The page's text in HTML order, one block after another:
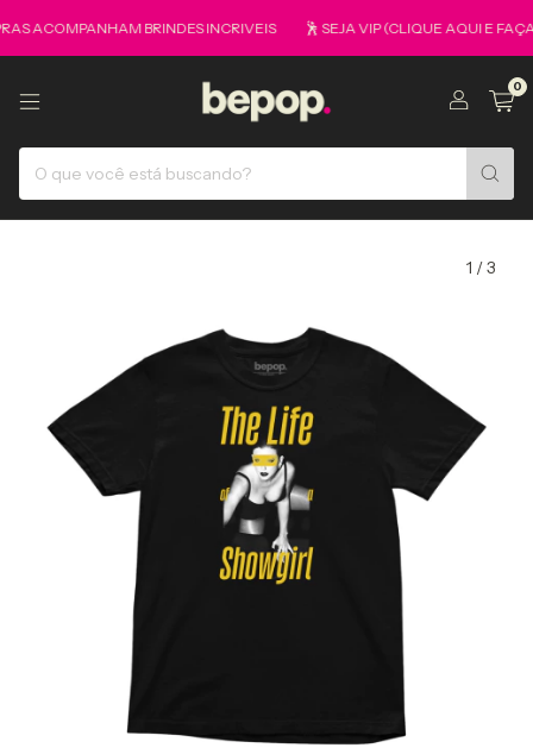
BRINDES INCRIVEIS 🕺 SEJA VIP (CLIQUE AQUI E FAÇA
0
1 /3